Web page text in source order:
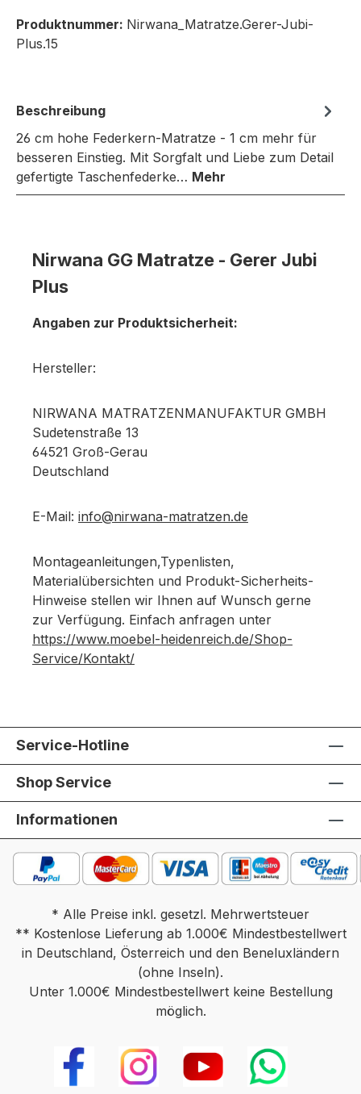
Produktnummer: Nirwana_Matratze.Gerer-Jubi-
Plus.15
Beschreibung
26 cm hohe Federkern-Matratze - 1 cm mehr für
besseren Einstieg. Mit Sorgfalt und Liebe zum Detail
gefertigte Taschenfederke… Mehr
Nirwana GG Matratze - Gerer Jubi
Plus
Angaben zur Produktsicherheit:
Hersteller:
NIRWANA MATRATZENMANUFAKTUR GMBH
Sudetenstraße 13
64521 Groß-Gerau
Deutschland
E-Mail: info@nirwana-matratzen.de
Montageanleitungen,Typenlisten,
Materialübersichten und Produkt-Sicherheits-
Hinweise stellen wir Ihnen auf Wunsch gerne
zur Verfügung. Einfach anfragen unter
https://www.moebel-heidenreich.de/Shop-
Service/Kontakt/
Service-Hotline
Shop Service
Informationen
* Alle Preise inkl. gesetzl. Mehrwertsteuer
** Kostenlose Lieferung ab 1.000€ Mindestbestellwert
in Deutschland, Österreich und den Beneluxländern
(ohne Inseln).
Unter 1.000€ Mindestbestellwert keine Bestellung
möglich.